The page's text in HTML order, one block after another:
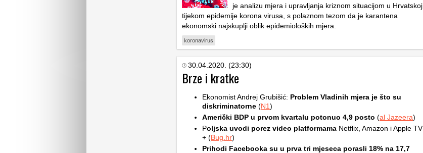
je analizu mjera i upravljanja kriznom situacijom u Hrvatskoj
tijekom epidemije korona virusa, s polaznom tezom da je karantena
ekonomski najskuplji oblik epidemioloških mjera.
koronavirus
30.04.2020. (23:30)
Brze i kratke
Ekonomist Andrej Grubišić: Problem Vladinih mjera je što su
diskriminatorne (N1)
Američki BDP u prvom kvartalu potonuo 4,9 posto (al Jazeera)
Poljska uvodi porez video platformama Netflix, Amazon i Apple TV
+ (Bug.hr)
Prihodi Facebooka su u prva tri mjeseca porasli 18% na 17,7